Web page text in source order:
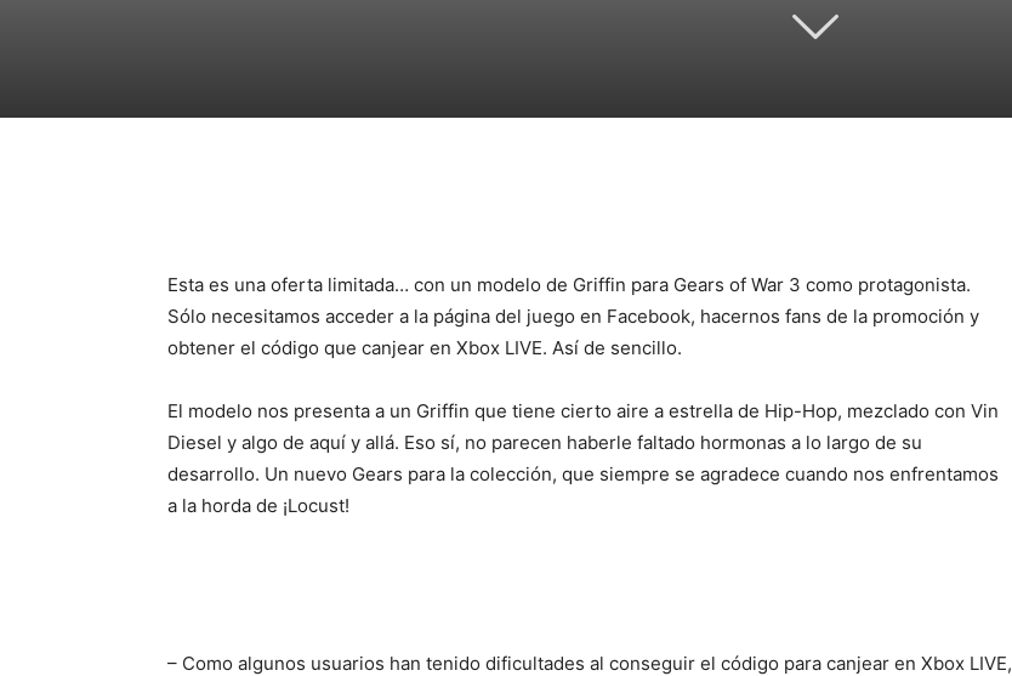
Esta es una oferta limitada… con un modelo de Griffin para Gears of War 3 como protagonista.
Sólo necesitamos acceder a la página del juego en Facebook, hacernos fans de la promoción y
obtener el código que canjear en Xbox LIVE. Así de sencillo.
El modelo nos presenta a un Griffin que tiene cierto aire a estrella de Hip-Hop, mezclado con Vin
Diesel y algo de aquí y allá. Eso sí, no parecen haberle faltado hormonas a lo largo de su
desarrollo. Un nuevo Gears para la colección, que siempre se agradece cuando nos enfrentamos
a la horda de ¡Locust!
– Como algunos usuarios han tenido dificultades al conseguir el código para canjear en Xbox LIVE,